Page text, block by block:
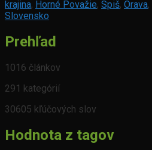
krajina, Horné Považie, Spiš, Orava,
Slovensko
Prehľad
1016 článkov
291 kategórií
30605 kľúčových slov
Hodnota z tagov